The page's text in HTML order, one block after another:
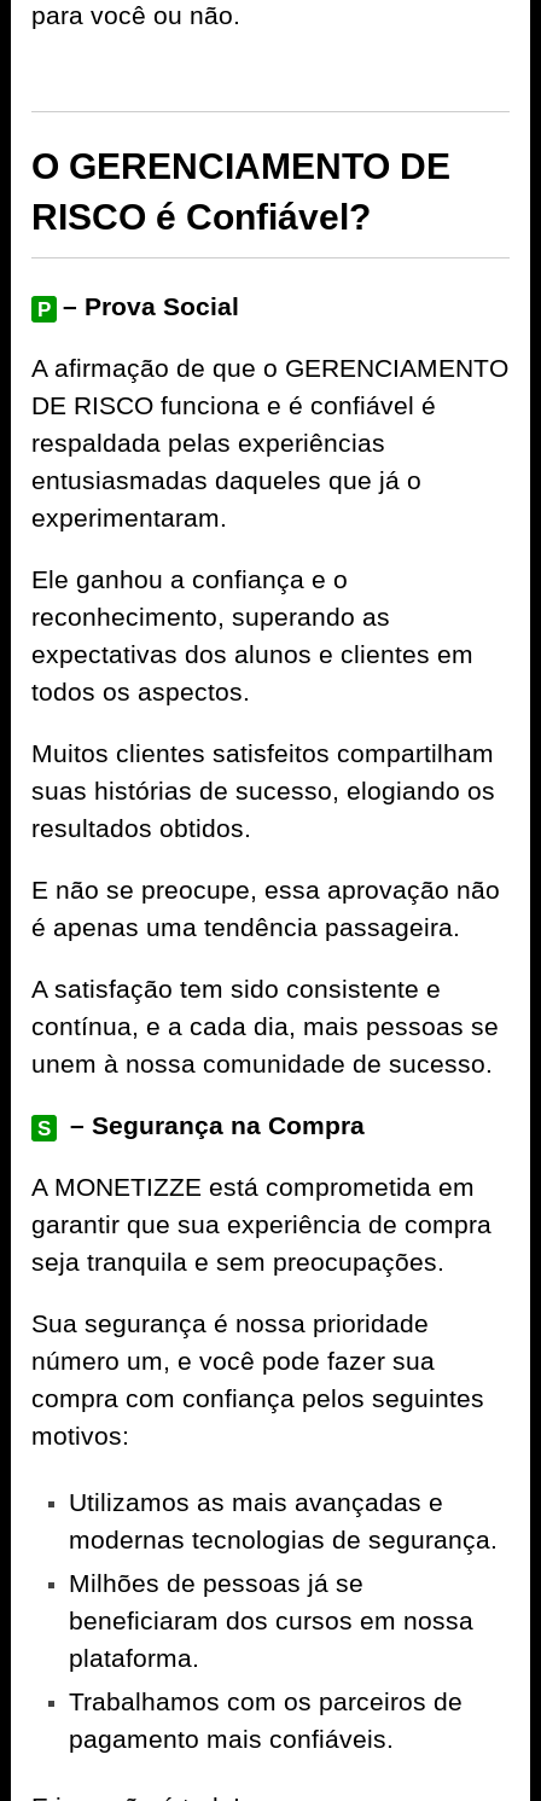
para você ou não.
O GERENCIAMENTO DE
RISCO é Confiável?
P – Prova Social
A afirmação de que o GERENCIAMENTO
DE RISCO funciona e é confiável é
respaldada pelas experiências
entusiasmadas daqueles que já o
experimentaram.
Ele ganhou a confiança e o
reconhecimento, superando as
expectativas dos alunos e clientes em
todos os aspectos.
Muitos clientes satisfeitos compartilham
suas histórias de sucesso, elogiando os
resultados obtidos.
E não se preocupe, essa aprovação não
é apenas uma tendência passageira.
A satisfação tem sido consistente e
contínua, e a cada dia, mais pessoas se
unem à nossa comunidade de sucesso.
S – Segurança na Compra
A MONETIZZE está comprometida em
garantir que sua experiência de compra
seja tranquila e sem preocupações.
Sua segurança é nossa prioridade
número um, e você pode fazer sua
compra com confiança pelos seguintes
motivos:
Utilizamos as mais avançadas e
modernas tecnologias de segurança.
Milhões de pessoas já se
beneficiaram dos cursos em nossa
plataforma.
Trabalhamos com os parceiros de
pagamento mais confiáveis.